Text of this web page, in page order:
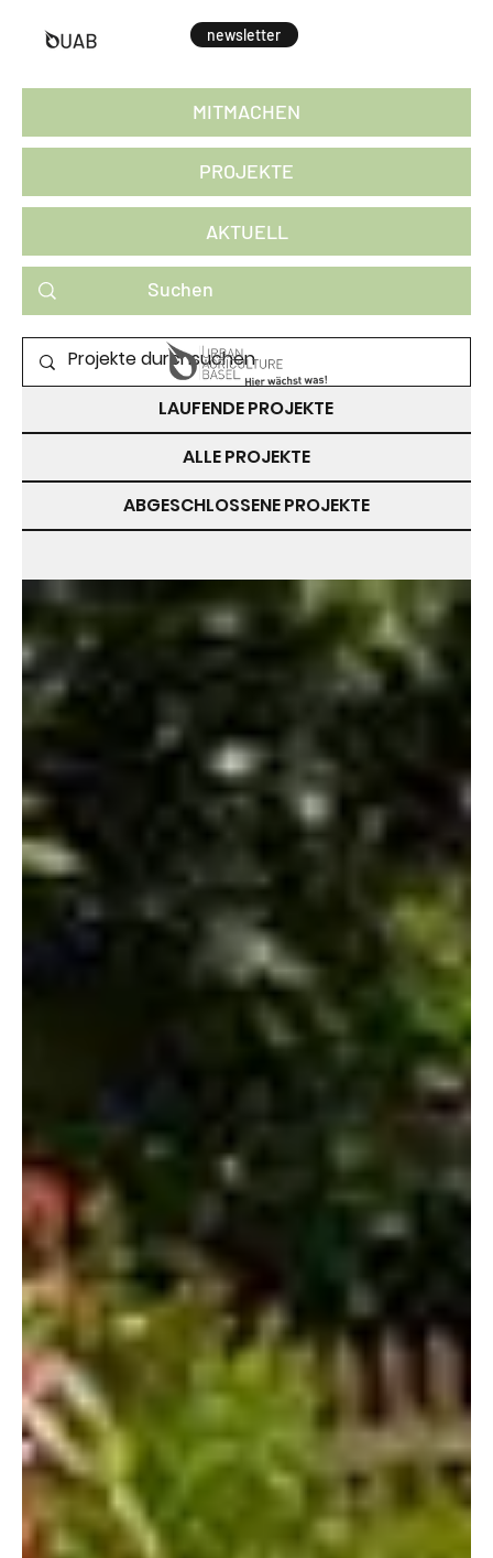
newsletter
PROJEKTE ZUM MITMACHEN
LAUFENDE PROJEKTE
ALLE PROJEKTE
ABGESCHLOSSENE PROJEKTE
AKTUELL
PROJEKTE
MITMACHEN